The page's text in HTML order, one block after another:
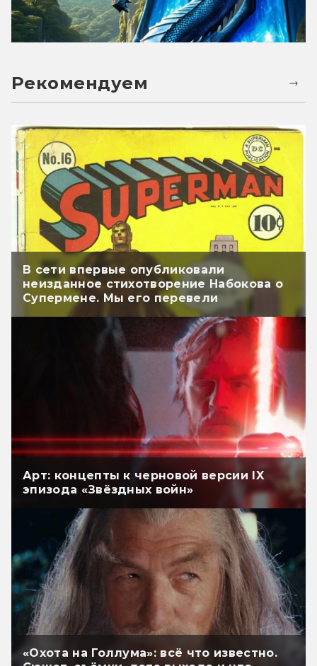
Рекомендуем
В сети впервые опубликовали
неизданное стихотворение Набокова о
Супермене. Мы его перевели
Арт: концепты к черновой версии IX
эпизода «Звёздных войн»
«Охота на Голлума»: всё что известно.